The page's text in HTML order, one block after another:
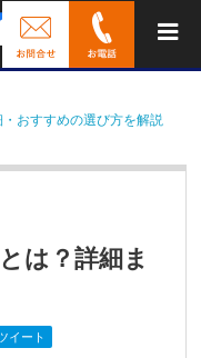
おすすめの選び方を解説
イート
は？詳細ま